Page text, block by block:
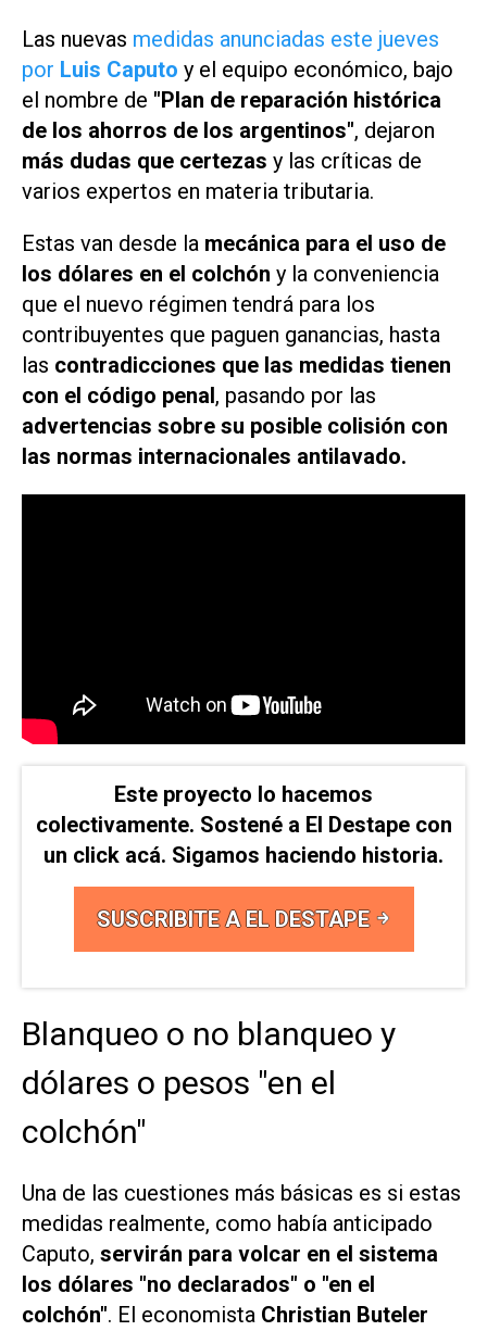
Las nuevas medidas anunciadas este jueves
por Luis Caputo y el equipo económico, bajo
el nombre de "Plan de reparación histórica
de los ahorros de los argentinos", dejaron
más dudas que certezas y las críticas de
varios expertos en materia tributaria.
Estas van desde la mecánica para el uso de
los dólares en el colchón y la conveniencia
que el nuevo régimen tendrá para los
contribuyentes que paguen ganancias, hasta
las contradicciones que las medidas tienen
con el código penal, pasando por las
advertencias sobre su posible colisión con
las normas internacionales antilavado.
Este proyecto lo hacemos
colectivamente. Sostené a El Destape con
un click acá. Sigamos haciendo historia.
SUSCRIBITE A EL DESTAPE
Blanqueo o no blanqueo y
dólares o pesos "en el
colchón"
Una de las cuestiones más básicas es si estas
medidas realmente, como había anticipado
Caputo, servirán para volcar en el sistema
los dólares "no declarados" o "en el
colchón". El economista Christian Buteler